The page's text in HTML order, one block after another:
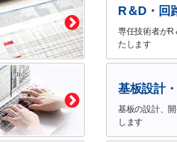
R＆D・回
専任技術者がR
たします
基板設計
基板の設計、
します